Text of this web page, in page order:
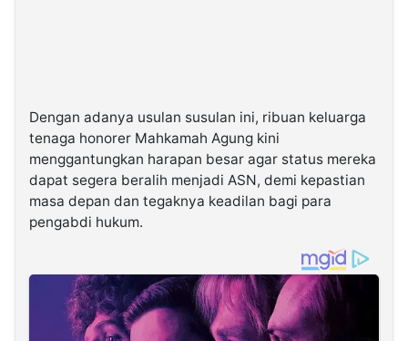
Dengan adanya usulan susulan ini, ribuan keluarga
tenaga honorer Mahkamah Agung kini
menggantungkan harapan besar agar status mereka
dapat segera beralih menjadi ASN, demi kepastian
masa depan dan tegaknya keadilan bagi para
pengabdi hukum.